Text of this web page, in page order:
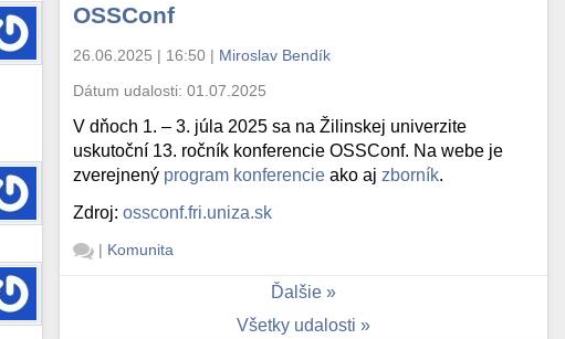
OSSConf
26.06.2025 | 16:50 | Miroslav Bendík
Dátum udalosti:01.07.2025
V dňoch 1. – 3. júla 2025 sa na Žilinskej univerzite
uskutoční 13. ročník konferencie OSSConf. Na webe je
zverejnený program konferencie ako aj zborník.
Zdroj:ossconf.fri.uniza.sk
| Komunita
Ďalšie
Všetky udalosti